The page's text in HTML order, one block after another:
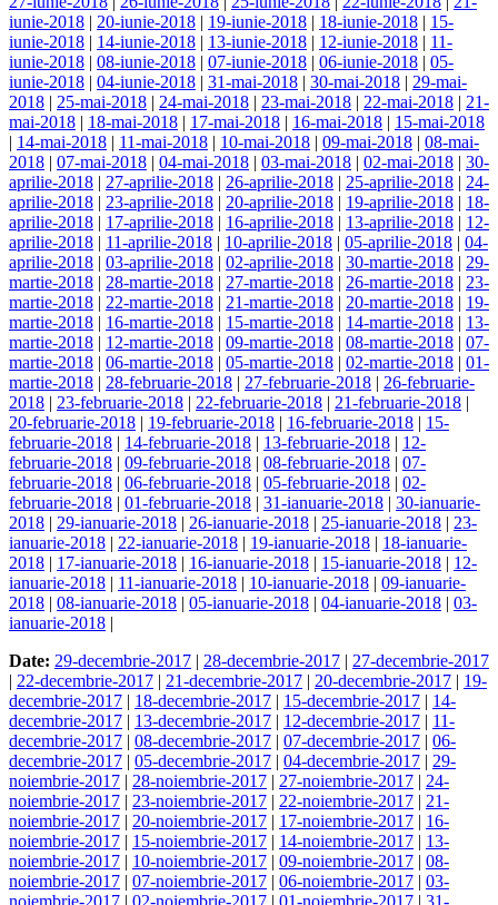
iunie-2018 | 20-iunie-2018 | 19-iunie-2018 | 18-iunie-2018 | 15-
iunie-2018 | 14-iunie-2018 | 13-iunie-2018 | 12-iunie-2018 | 11-
iunie-2018 | 08-iunie-2018 | 07-iunie-2018 | 06-iunie-2018 | 05-
iunie-2018 | 04-iunie-2018 | 31-mai-2018 | 30-mai-2018 | 29-mai-
2018 | 25-mai-2018 | 24-mai-2018 | 23-mai-2018 | 22-mai-2018 | 21-
mai-2018 | 18-mai-2018 | 17-mai-2018 | 16-mai-2018 | 15-mai-2018
| 14-mai-2018 | 11-mai-2018 | 10-mai-2018 | 09-mai-2018 | 08-mai-
2018 | 07-mai-2018 | 04-mai-2018 | 03-mai-2018 | 02-mai-2018 | 30-
aprilie-2018 | 27-aprilie-2018 | 26-aprilie-2018 | 25-aprilie-2018 | 24-
aprilie-2018 | 23-aprilie-2018 | 20-aprilie-2018 | 19-aprilie-2018 | 18-
aprilie-2018 | 17-aprilie-2018 | 16-aprilie-2018 | 13-aprilie-2018 | 12-
aprilie-2018 | 11-aprilie-2018 | 10-aprilie-2018 | 05-aprilie-2018 | 04-
aprilie-2018 | 03-aprilie-2018 | 02-aprilie-2018 | 30-martie-2018 | 29-
martie-2018 | 28-martie-2018 | 27-martie-2018 | 26-martie-2018 | 23-
martie-2018 | 22-martie-2018 | 21-martie-2018 | 20-martie-2018 | 19-
martie-2018 | 16-martie-2018 | 15-martie-2018 | 14-martie-2018 | 13-
martie-2018 | 12-martie-2018 | 09-martie-2018 | 08-martie-2018 | 07-
martie-2018 | 06-martie-2018 | 05-martie-2018 | 02-martie-2018 | 01-
martie-2018 | 28-februarie-2018 | 27-februarie-2018 | 26-februarie-
2018 | 23-februarie-2018 | 22-februarie-2018 | 21-februarie-2018 |
20-februarie-2018 | 19-februarie-2018 | 16-februarie-2018 | 15-
februarie-2018 | 14-februarie-2018 | 13-februarie-2018 | 12-
februarie-2018 | 09-februarie-2018 | 08-februarie-2018 | 07-
februarie-2018 | 06-februarie-2018 | 05-februarie-2018 | 02-
februarie-2018 | 01-februarie-2018 | 31-ianuarie-2018 | 30-ianuarie-
2018 | 29-ianuarie-2018 | 26-ianuarie-2018 | 25-ianuarie-2018 | 23-
ianuarie-2018 | 22-ianuarie-2018 | 19-ianuarie-2018 | 18-ianuarie-
2018 | 17-ianuarie-2018 | 16-ianuarie-2018 | 15-ianuarie-2018 | 12-
ianuarie-2018 | 11-ianuarie-2018 | 10-ianuarie-2018 | 09-ianuarie-
2018 | 08-ianuarie-2018 | 05-ianuarie-2018 | 04-ianuarie-2018 | 03-
ianuarie-2018 |
Date: 29-decembrie-2017 | 28-decembrie-2017 | 27-decembrie-2017
| 22-decembrie-2017 | 21-decembrie-2017 | 20-decembrie-2017 | 19-
decembrie-2017 | 18-decembrie-2017 | 15-decembrie-2017 | 14-
decembrie-2017 | 13-decembrie-2017 | 12-decembrie-2017 | 11-
decembrie-2017 | 08-decembrie-2017 | 07-decembrie-2017 | 06-
decembrie-2017 | 05-decembrie-2017 | 04-decembrie-2017 | 29-
noiembrie-2017 | 28-noiembrie-2017 | 27-noiembrie-2017 | 24-
noiembrie-2017 | 23-noiembrie-2017 | 22-noiembrie-2017 | 21-
noiembrie-2017 | 20-noiembrie-2017 | 17-noiembrie-2017 | 16-
noiembrie-2017 | 15-noiembrie-2017 | 14-noiembrie-2017 | 13-
noiembrie-2017 | 10-noiembrie-2017 | 09-noiembrie-2017 | 08-
noiembrie-2017 | 07-noiembrie-2017 | 06-noiembrie-2017 | 03-